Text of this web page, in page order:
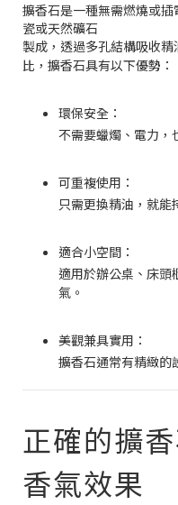
擴香石是一種無需燃燒或
瓷或天然礦石
製成，透過多孔結構吸收
比，擴香石具有以下優勢：
環保安全：
不需要蠟燭、電力，
可重複使用：
只需更換精油，就能
適合小空間：
適用於辦公桌、床頭
氣。
美觀兼具實用：
擴香石通常有精緻的
正確的擴
香氣效果